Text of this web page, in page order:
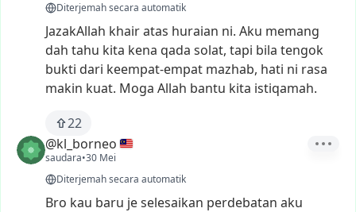
Diterjemah secara automatik
JazakAllah khairatas huraian ni. Aku memang
dah tahu kita kena qada solat, tapi bila tengok
bukti dari keempat-empat mazhab, hati ni rasa
makin kuat. Moga Allah bantu kita istiqamah.
22
@kl_borneo
saudara•30 Mei
Diterjemah secara automatik
Bro kau baru jeselesaikan perdebatan aku